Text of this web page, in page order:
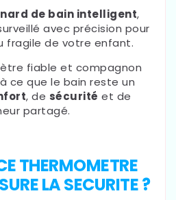
de bain intelligent,
avec précision pour
fragile de votre enfant.
fiable et compagnon
ce que le bain reste un
, de sécurité et de
partagé.
THERMOMETRE
LA SECURITE ?